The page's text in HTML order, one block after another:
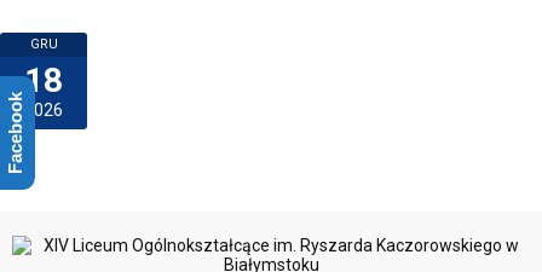
GRU
18
2026
Facebook